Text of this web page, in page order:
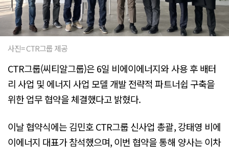
사진= CTR그룹 제공
CTR그룹(씨티알그룹)은 6일 비에이에너지와 사용 후 배터
리 사업 및 에너지 사업 모델 개발 전략적 파트너쉽 구축을
위한 업무 협약을 체결했다고 밝혔다.
이날 협약식에는 김민호 CTR그룹 신사업 총괄, 강태영 비에
이에너지 대표가 참석했으며, 이번 협약을 통해 양사는 이차